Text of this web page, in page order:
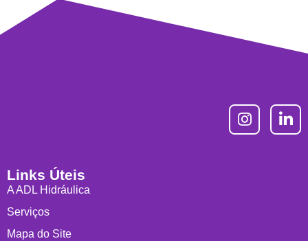
Links Úteis
A ADL Hidráulica
Serviços
Mapa do Site